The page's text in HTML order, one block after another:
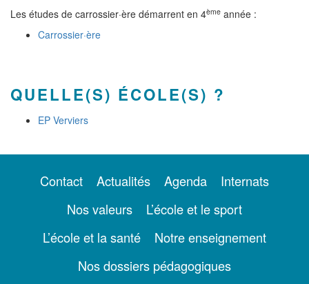
Les études de carrossier·ère démarrent en 4ème année :
Carrossier·ère
QUELLE(S) ÉCOLE(S) ?
EP Verviers
Contact Actualités Agenda
Internats
Nos valeurs
L’école et le sport
L’école et la santé
Notre enseignement
Nos dossiers pédagogiques